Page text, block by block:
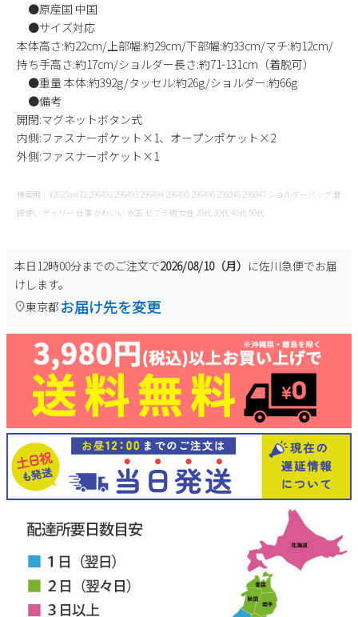
●原産国 中国
●サイズ対応
本体高さ:約22cm/上部幅:約29cm/下部幅:約33cm/マチ:約12cm/
持ち手高さ:約17cm/ショルダー長さ:約71-131cm（着脱可）
●重量 本体:約392g/タッセル:約26g/ショルダー:約66g
●備考
開閉:マグネットボタン式
内側:ファスナーポケット×1、オープンポケット×2
外側:ファスナーポケット×1
検索用：#2025aw72 296492 296493 296494 296495 296496 298846 298847 ショルダーバッグ 普
段使い デイリー 仕事 かわいい 水玉 ゼブラ柄 女性 20代 30代 40代 50代
本日12時00分までのご注文で2026/08/10（月） に佐川急便でお届
けします。
東京都 お届け先を変更